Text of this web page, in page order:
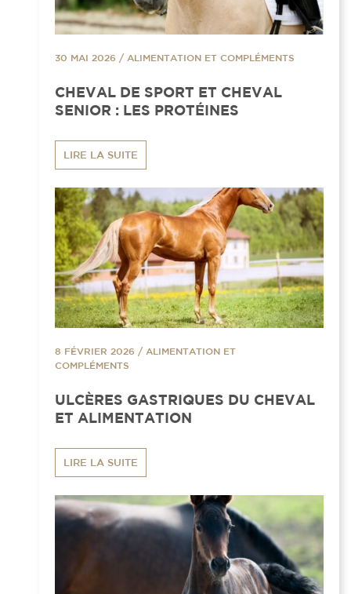
30 MAI 2026 / ALIMENTATION ET COMPLÉMENTS
CHEVAL DE SPORT ET CHEVAL
SENIOR : LES PROTÉINES
LIRE LA SUITE
8 FÉVRIER 2026 / ALIMENTATION ET
COMPLÉMENTS
ULCÈRES GASTRIQUES DU CHEVAL
ET ALIMENTATION
LIRE LA SUITE